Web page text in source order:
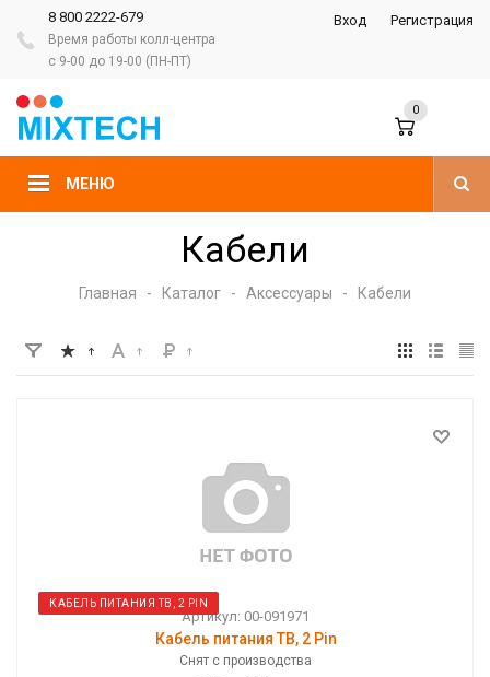
8 800 2222-679
Время работы колл-центра
с 9-00 до 19-00 (ПН-ПТ)
Вход Регистрация
МЕНЮ
0
Кабели
Главная - Каталог - Аксессуары - Кабели
КАБЕЛЬ ПИТАНИЯ ТВ, 2 PIN
Артикул: 00-091971
Кабель питания ТВ, 2 Pin
Снят с производства